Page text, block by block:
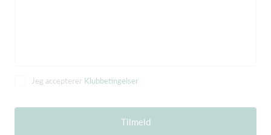
Jeg accepterer Klubbetingelser
Tilmeld